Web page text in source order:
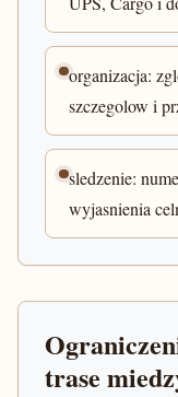
organizacja:
szczegolow i
sledzenie:
wyjasnienia
trase